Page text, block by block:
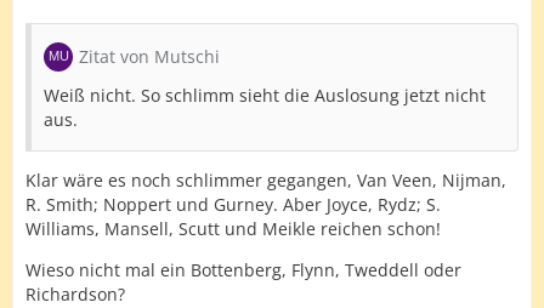
Zitat von Mutschi
Weiß nicht. So schlimm sieht die Auslosung jetzt nicht
aus.
Klar wäre es noch schlimmer gegangen, Van Veen, Nijman,
R. Smith; Noppert und Gurney. Aber Joyce, Rydz; S.
Williams, Mansell, Scutt und Meikle reichen schon!
Wieso nicht mal ein Bottenberg, Flynn, Tweddell oder
Richardson?